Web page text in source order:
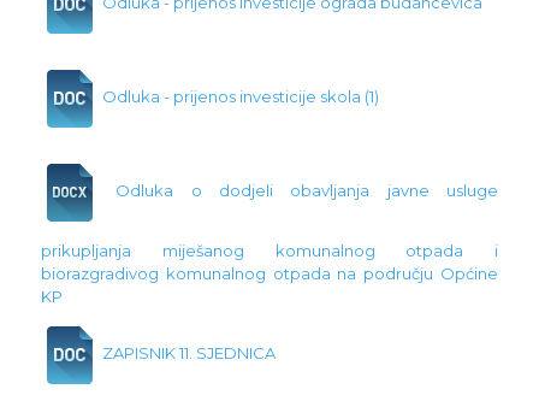
Odluka - prijenos investicije skola (1)
Odluka o dodjeli obavljanja javne usluge
prikupljanja miješanog komunalnog otpada i
biorazgradivog komunalnog otpada na području Općine
KP
ZAPISNIK 11. SJEDNICA